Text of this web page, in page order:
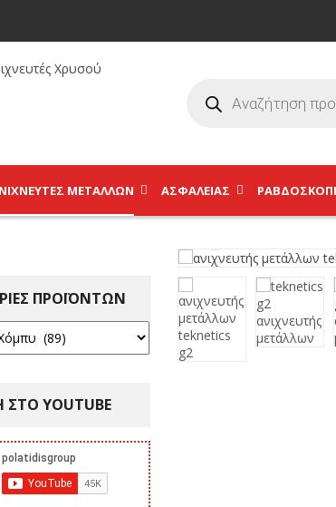
Η
ΜΕΤΆΛΛΩΝ ΑΣΦΑΛΕΊΑΣ
ΠΡΟΪΟΝΤΩΝ
ΣΤΟ YOUTUBE